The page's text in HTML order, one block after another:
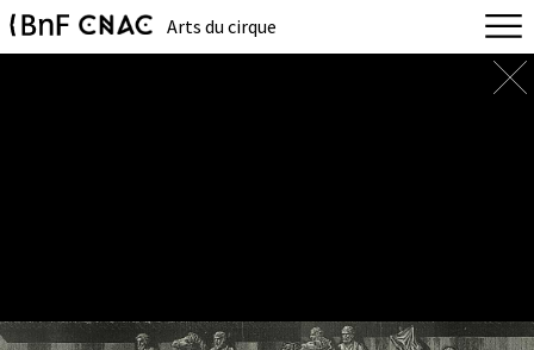
Arts du cirque